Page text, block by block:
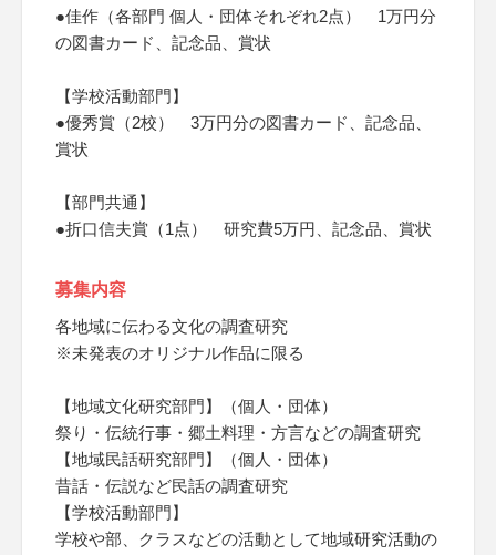
●佳作（各部門 個人・団体それぞれ2点） 1万円分
の図書カード、記念品、賞状
【学校活動部門】
●優秀賞（2校） 3万円分の図書カード、記念品、
賞状
【部門共通】
●折口信夫賞（1点） 研究費5万円、記念品、賞状
募集内容
各地域に伝わる文化の調査研究
※未発表のオリジナル作品に限る
【地域文化研究部門】（個人・団体）
祭り・伝統行事・郷土料理・方言などの調査研究
【地域民話研究部門】（個人・団体）
昔話・伝説など民話の調査研究
【学校活動部門】
学校や部、クラスなどの活動として地域研究活動の